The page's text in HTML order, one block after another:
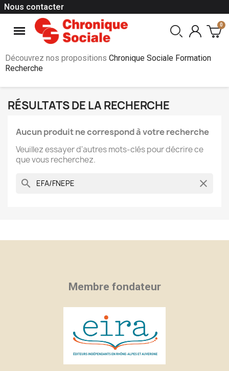
Nous contacter
Découvrez nos propositions Chronique Sociale Formation
Recherche
RÉSULTATS DE LA RECHERCHE
Aucun produit ne correspond à votre recherche
Veuillez essayer d'autres mots-clés pour décrire ce
que vous recherchez.
search clear
Membre fondateur